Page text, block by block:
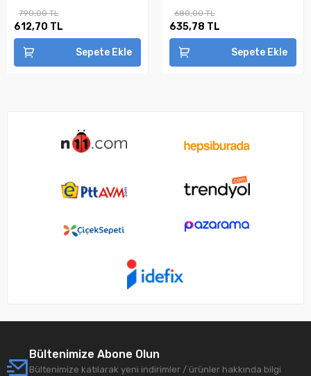
790,00 TL
612,70 TL
Sepete Ekle
680,00 TL
635,78 TL
Sepete Ekle
Bültenimize Abone Olun
Bültenimize katılarak yeni indirimler / ürünler hakkında bilgi